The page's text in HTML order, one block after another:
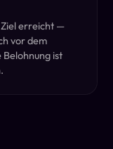
Ziel erreicht —
vor dem
ist